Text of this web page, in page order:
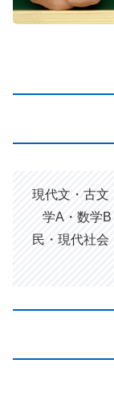
現代文・古
学A・数学
民・現代社